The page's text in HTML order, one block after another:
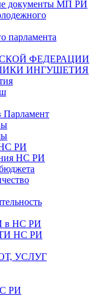
документы МП РИ
парламента
ФЕДЕРАЦИИ
ИНГУШЕТИЯ
Парламент
НС РИ
НС РИ
в НС РИ
НС РИ
УСЛУГ
РИ